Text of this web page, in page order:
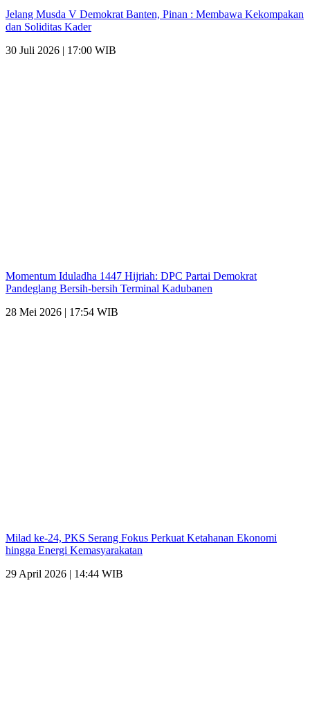
Jelang Musda V Demokrat Banten, Pinan : Membawa Kekompakan
dan Soliditas Kader
30 Juli 2026 | 17:00 WIB
Momentum Iduladha 1447 Hijriah: DPC Partai Demokrat
Pandeglang Bersih-bersih Terminal Kadubanen
28 Mei 2026 | 17:54 WIB
Milad ke-24, PKS Serang Fokus Perkuat Ketahanan Ekonomi
hingga Energi Kemasyarakatan
29 April 2026 | 14:44 WIB